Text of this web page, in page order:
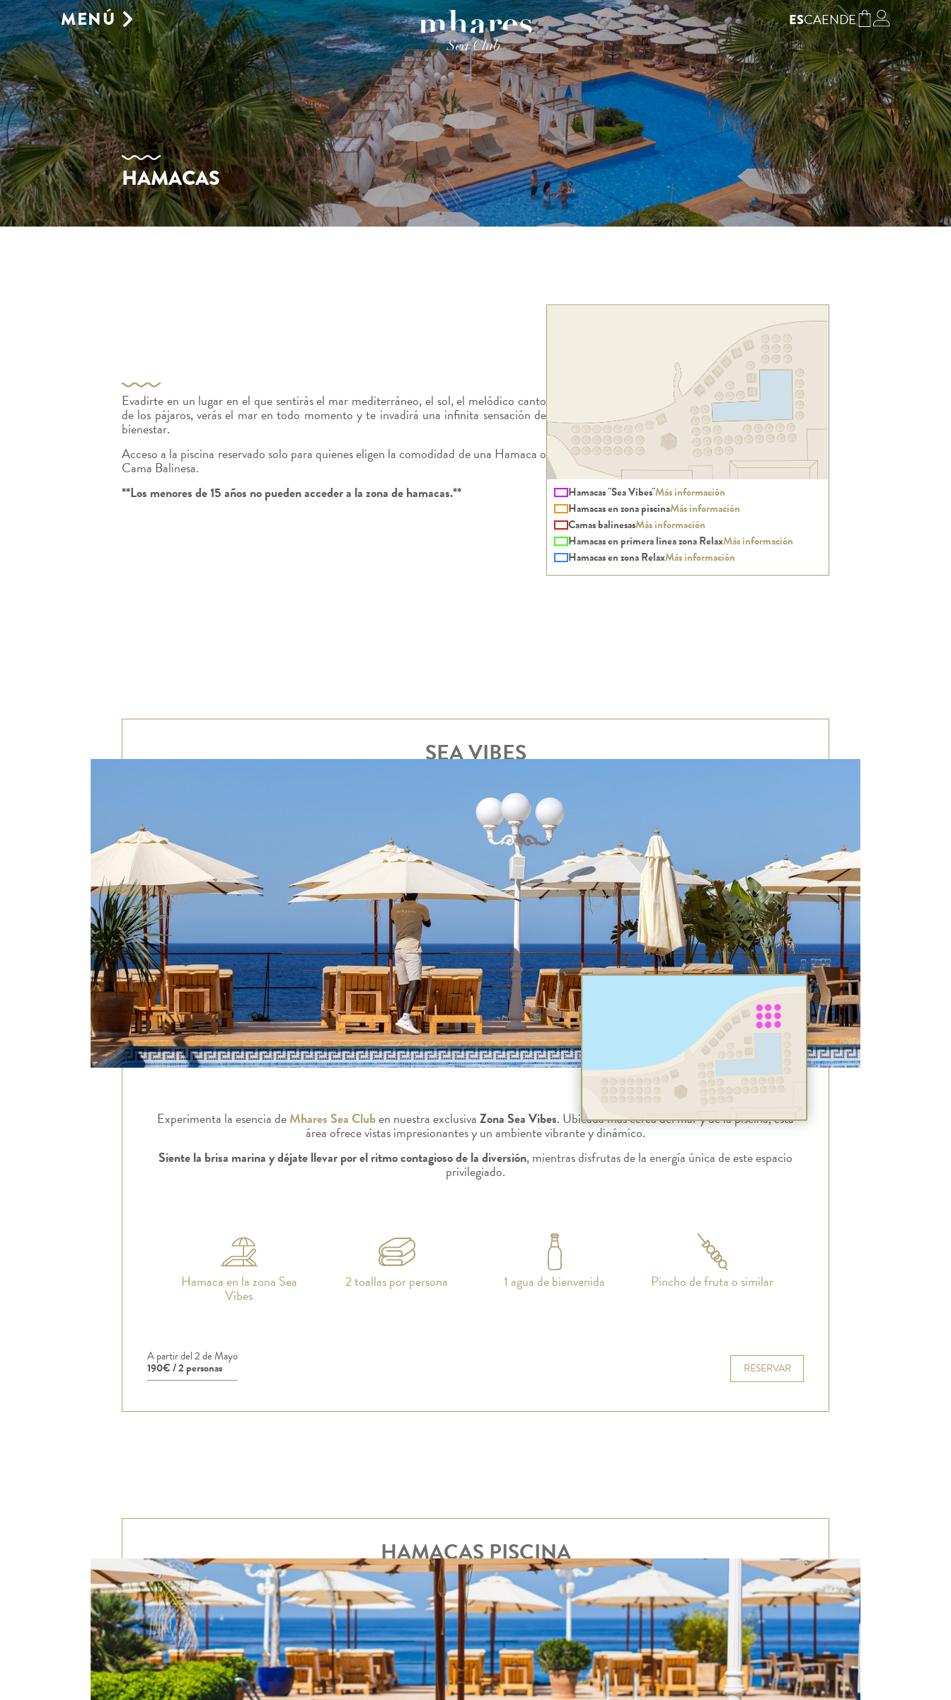
MENÚ
GASTRONOMÍA
HAMACAS
TIENDA
RESERVAS
ENTORNO
GALERÍA
CELEBRA TU EVENTO
AGENDA
CONTACTO
ESCAENDE
HAMACAS
Hamacas "Sea Vibes"Más información
Hamacas en zona piscinaMás información
Camas balinesasMás información
Hamacas en primera línea zona RelaxMás información
Hamacas en zona RelaxMás información
Evadirte en un lugar en el que sentirás el mar mediterráneo, el sol, el melódico canto
de los pájaros, verás el mar en todo momento y te invadirá una infinita sensación de
bienestar.
Acceso a la piscina reservado solo para quienes eligen la comodidad de una Hamaca o
Cama Balinesa.
**Los menores de 15 años no pueden acceder a la zona de hamacas.**
SEA VIBES
Experimenta la esencia deMhares Sea Cluben nuestra exclusivaZona Sea Vibes. Ubicada más cerca del mar y de la piscina, esta
área ofrece vistas impresionantes y un ambiente vibrante y dinámico.
Siente la brisa marina y déjate llevar por el ritmo contagioso de la diversión, mientras disfrutas de la energía única de este espacio
privilegiado.
Hamaca en la zona Sea
Vibes
2 toallas por persona 1 agua de bienvenida Pincho de fruta o similar
A partir del 2 de Mayo
190€ / 2 personas RESERVAR
HAMACAS PISCINA